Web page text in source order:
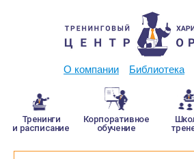
О компании Библиотека
Тренинги
и расписание
Корпоративное
обучение